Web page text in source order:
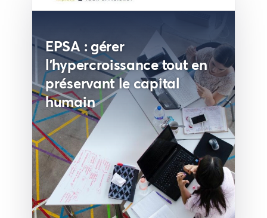
EPSA : gérer
l’hypercroissance tout en
préservant le capital
humain